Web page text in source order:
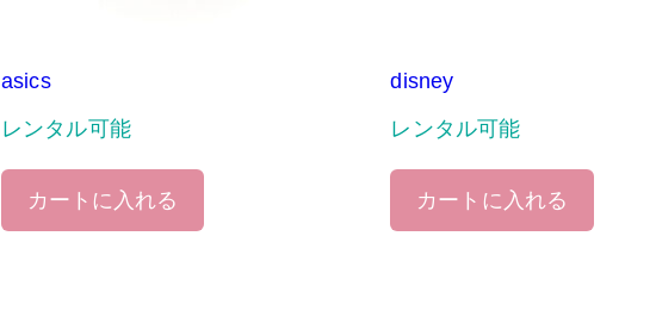
asics
レンタル可能
カートに入れる
disney
レンタル可能
カートに入れる